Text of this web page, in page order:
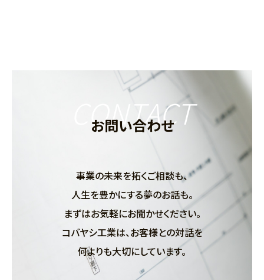
竣工・引き渡しフェーズ: 建物が完成したら、再度
検査機関による完了検査を受け、問題がなけれ
ばお客様へ引き渡します。この際、設備の使い方
やメンテナンス方法をご説明します。
税、印紙税など）、不動産取得税、保険料、近隣へ
の挨拶費用など、工事以外で必要になる費用で
CONTACT
お問い合わせ
事業の未来を拓くご相談も、
人生を豊かにする夢のお話も。
まずはお気軽にお聞かせください。
コバヤシ工業は、お客様との対話を
何よりも大切にしています。